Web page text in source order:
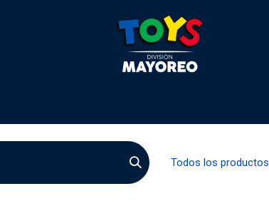
Todos los productos